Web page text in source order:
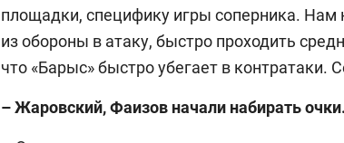
площадки, специфику игры соперника. Нам
из обороны в атаку, быстро проходить
что «Барыс» быстро убегает в контратаки.
– Жаровский, Фаизов начали набирать